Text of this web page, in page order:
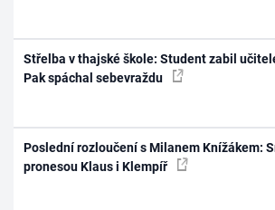
Sledujte nás
Střelba v thajské škole: Student zabil
Pak spáchal sebevraždu
Poslední rozloučení s Milanem Knížákem:
pronesou Klaus i Klempíř